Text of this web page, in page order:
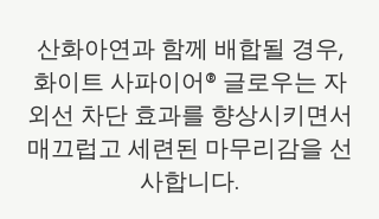
산화아연과 함께 배합될 경우,
화이트 사파이어® 글로우는 자
외선 차단 효과를 향상시키면서
매끄럽고 세련된 마무리감을 선
사합니다.